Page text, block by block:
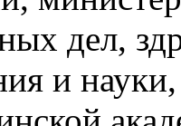
дел,
и